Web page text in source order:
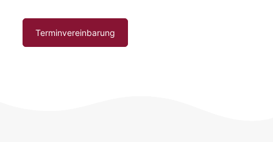
Terminvereinbarung